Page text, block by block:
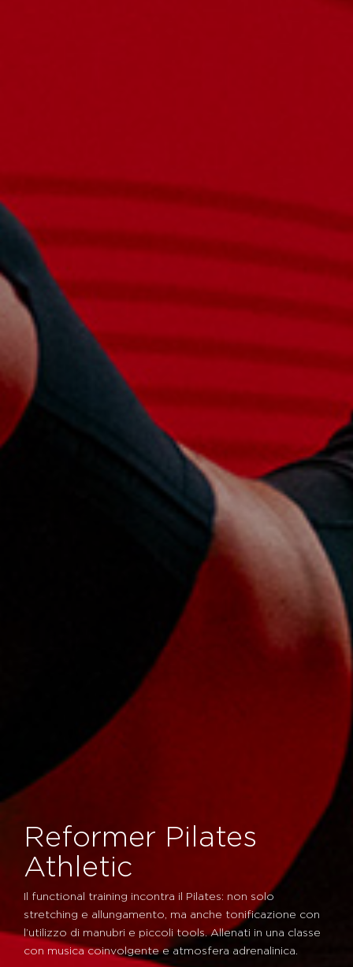
Reformer Pilates
Athletic
Il functional training incontra il Pilates: non solo
stretching e allungamento, ma anche tonificazione con
l’utilizzo di manubri e piccoli tools. Allenati in una classe
con musica coinvolgente e atmosfera adrenalinica.